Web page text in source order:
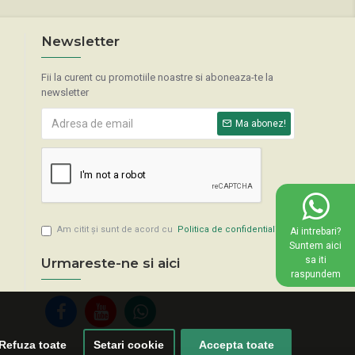
toate Setari cookie Accepta toate
Newsletter
Fii la curent cu promotiile noastre si aboneaza-te la
newsletter
Ma abonez!
Am citit şi sunt de acord cu Politica de confidentialitate
Urmareste-ne si aici
Ai intrebari?
Suntem aici
sa iti
raspundem